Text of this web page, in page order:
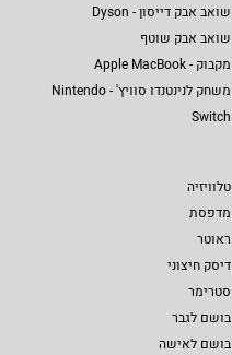
שואב אבק דייסון - Dyson
שואב אבק שוטף
מקבוק - Apple MacBook
משחק לנינטנדו סוויץ' - Nintendo
Switch
טלוויזיה
מדפסת
ראוטר
דיסק חיצוני
סטרימר
בושם לגבר
בושם לאישה